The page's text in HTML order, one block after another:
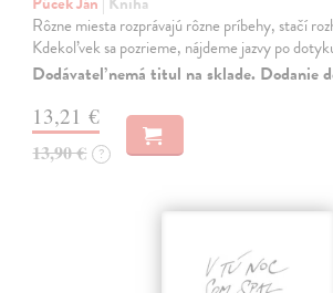
Rôzne miesta rozprávajú rôzne príbehy, stačí
Kdekoľvek sa pozrieme, nájdeme jazvy po
Dodávateľ nemá titul na sklade. Dodanie
13,21 €
13,90 € ?